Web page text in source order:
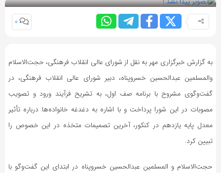
0
به گزارش خبرگزاری مهر به نقل از شورای عالی انقلاب فرهنگی، حجت‌الاسلام
والمسلمین عبدالحسین خسروپناه، دبیر شورای عالی انقلاب فرهنگی، در
گفت‌وگوی مشروح با برنامه صف اول، به تشریح فرآیند ورود و تصویب
مصوبات در این شورا پرداخت و با اشاره به دغدغه خانواده‌ها درباره تأثیر
معدل پایه یازدهم در کنکور، آخرین تصمیمات متخذه در این خصوص را
تبیین کرد.
حجت‌الاسلام و المسلمین عبدالحسین خسروپناه در ابتدای این گفت‌وگو با